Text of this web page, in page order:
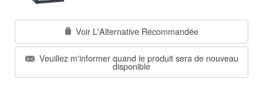
Voir L'Alternative Recommandée
Veuillez m'informer quand le produit sera de nouveau
disponible